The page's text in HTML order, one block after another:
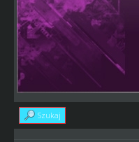
Szukaj